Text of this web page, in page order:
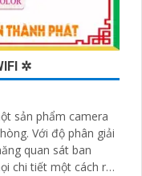
✲
sản phẩm camera
giải
quan sát ban
chi tiết một cách rõ